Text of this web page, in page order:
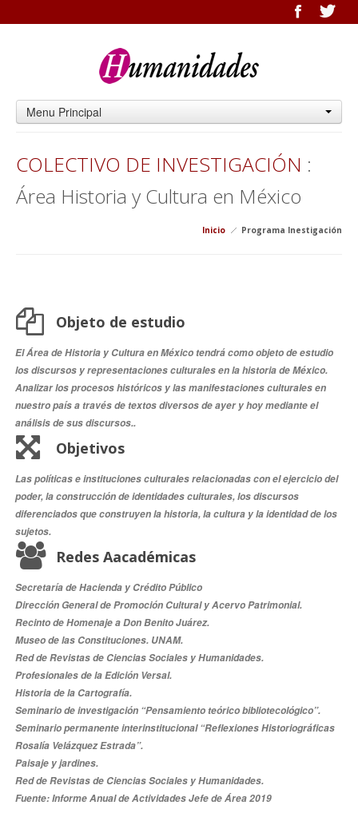
Menu Principal
COLECTIVO DE INVESTIGACIÓN :
Área Historia y Cultura en México
Inicio Programa Inestigación
Objeto de estudio
El Área de Historia y Cultura en México tendrá como objeto de estudio
los discursos y representaciones culturales en la historia de México.
Analizar los procesos históricos y las manifestaciones culturales en
nuestro país a través de textos diversos de ayer y hoy mediante el
análisis de sus discursos..
Objetivos
Las políticas e instituciones culturales relacionadas con el ejercicio del
poder, la construcción de identidades culturales, los discursos
diferenciados que construyen la historia, la cultura y la identidad de los
sujetos.
Redes Aacadémicas
Secretaría de Hacienda y Crédito Público
Dirección General de Promoción Cultural y Acervo Patrimonial.
Recinto de Homenaje a Don Benito Juárez.
Museo de las Constituciones. UNAM.
Red de Revistas de Ciencias Sociales y Humanidades.
Profesionales de la Edición Versal.
Historia de la Cartografía.
Seminario de investigación “Pensamiento teórico bibliotecológico”.
Seminario permanente interinstitucional “Reflexiones Historiográficas
Rosalía Velázquez Estrada”.
Paisaje y jardines.
Red de Revistas de Ciencias Sociales y Humanidades.
Fuente: Informe Anual de Actividades Jefe de Área 2019